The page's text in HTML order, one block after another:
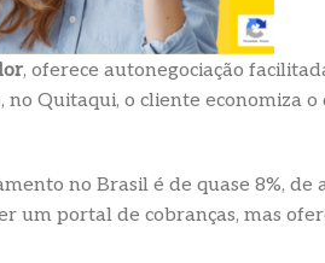
, oferece autonegociação
Quitaqui, o cliente economiza
no Brasil é de quase 8%, de
um portal de cobranças, mas